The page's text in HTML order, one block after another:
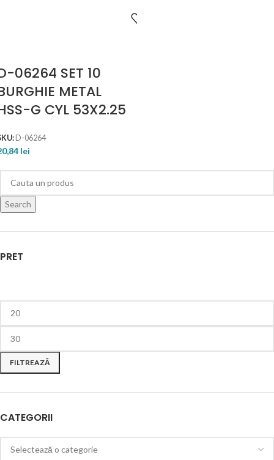
Search
PRET
FILTREAZĂ
CATEGORII
06264 SET 10
METAL
G CYL 53X2.25
D-06264
lei